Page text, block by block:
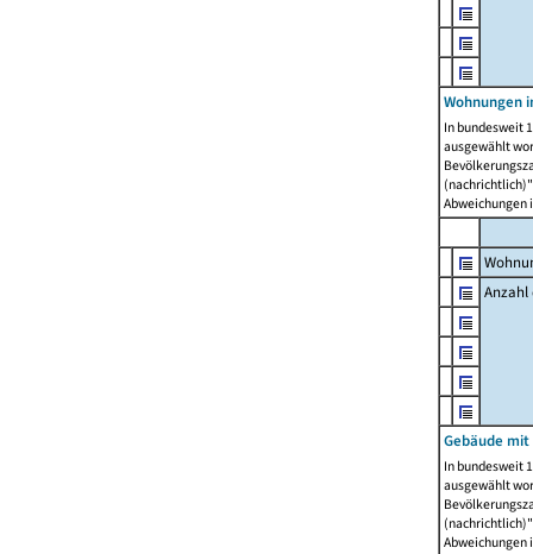
Wohnungen
In bundesweit
ausgewählt
Abweichungen
Anzahl
Gebäude
In bundesweit
ausgewählt
Abweichungen